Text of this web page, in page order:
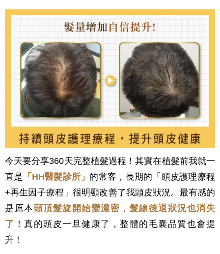
今天要分享360天完整植髮過程！其實在植髮前我就一
直是 「 HH醫髮診所 」 的常客，長期的 「頭皮護理療程
+再生因子療程 」很明顯改善了我頭皮狀況。最有感的
是 原本頭頂髮旋開始變濃密，髮線後退狀況也消失
了 ！真的頭皮一旦健康了，整體的毛囊品質也會提
升！